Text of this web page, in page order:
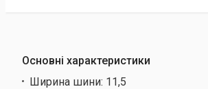
Основні характеристики
Ширина шини: 11,5